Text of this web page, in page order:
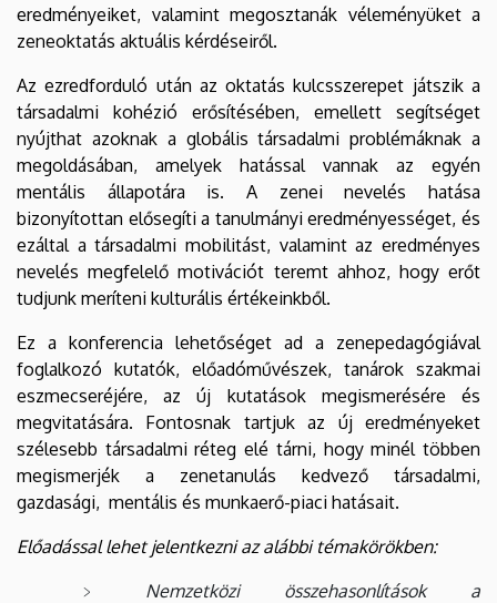
eredményeiket, valamint megosztanák véleményüket a
zeneoktatás aktuális kérdéseiről.
Az ezredforduló után az oktatás kulcsszerepet játszik a
társadalmi kohézió erősítésében, emellett segítséget
nyújthat azoknak a globális társadalmi problémáknak a
megoldásában, amelyek hatással vannak az egyén
mentális állapotára is. A zenei nevelés hatása
bizonyítottan elősegíti a tanulmányi eredményességet, és
ezáltal a társadalmi mobilitást, valamint az eredményes
nevelés megfelelő motivációt teremt ahhoz, hogy erőt
tudjunk meríteni kulturális értékeinkből.
Ez a konferencia lehetőséget ad a zenepedagógiával
foglalkozó kutatók, előadóművészek, tanárok szakmai
eszmecseréjére, az új kutatások megismerésére és
megvitatására. Fontosnak tartjuk az új eredményeket
szélesebb társadalmi réteg elé tárni, hogy minél többen
megismerjék a zenetanulás kedvező társadalmi,
gazdasági, mentális és munkaerő-piaci hatásait.
Előadással lehet jelentkezni az alábbi témakörökben:
Nemzetközi összehasonlítások a